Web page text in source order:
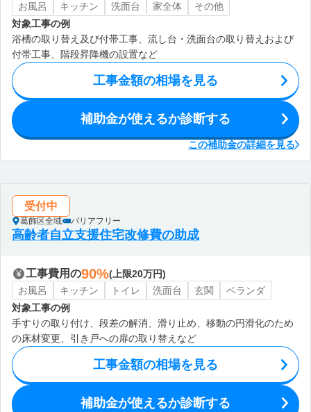
お風呂
キッチン 洗面台 家全体
その他
対象工事の例
浴槽の取り替え及び付帯工事、流し台・洗面台の取り替えおよび
付帯工事、階段昇降機の設置など
工事金額の相場を見る
補助金が使えるか診断する
この補助金の詳細を見る
受付中
葛飾区全域 バリアフリー
高齢者自立支援住宅改修費の助成
工事費用の90%(上限20万円)
お風呂
キッチン トイレ 洗面台 玄関
ベランダ
対象工事の例
手すりの取り付け、段差の解消、滑り止め、移動の円滑化のため
の床材変更、引き戸への扉の取り替えなど
工事金額の相場を見る
補助金が使えるか診断する